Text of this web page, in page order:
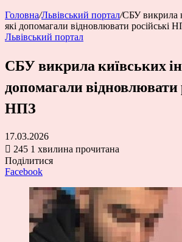
Головна/Львівський портал/СБУ викрила
які допомагали відновлювати російські
Львівський портал
СБУ викрила київських
допомагали відновлювати
НПЗ
17.03.2026
245 1 хвилина прочитана
Поділитися
Facebook